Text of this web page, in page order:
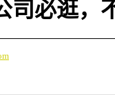
司必逛，